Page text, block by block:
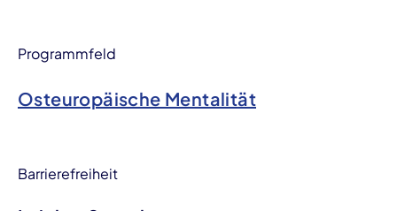
Programmfeld
Osteuropäische Mentalität
Barrierefreiheit